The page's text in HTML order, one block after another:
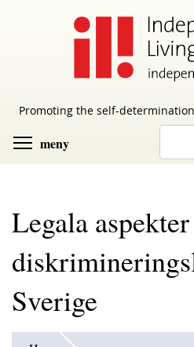
Promoting the self-
meny
Legala
Sverige